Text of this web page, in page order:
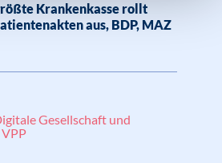
Krankenkasse rollt
aus, BDP, MAZ
Gesellschaft und